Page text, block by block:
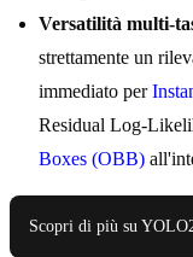
Versatilità multi-
strettamente un
immediato per
Residual Log-
Boxes (OBB)
Scopri di più su